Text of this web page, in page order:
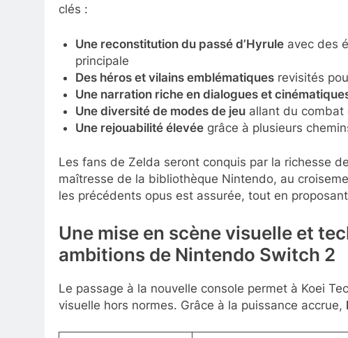
clés :
Une reconstitution du passé d’Hyruleavec des
principale
Des héros et vilains emblématiquesrevisités
Une narration riche en dialogues et
Une diversité de modes de jeuallant du combat
Une rejouabilité élevéegrâce à plusieurs
Les fans de Zelda seront conquis par la richesse
maîtresse de la bibliothèque Nintendo, au
les précédents opus est assurée, tout en
Une mise en scène visuelle et
ambitions de Nintendo Switch 2
Le passage à la nouvelle console permet à Koei
visuelle hors normes. Grâce à la puissance accrue,